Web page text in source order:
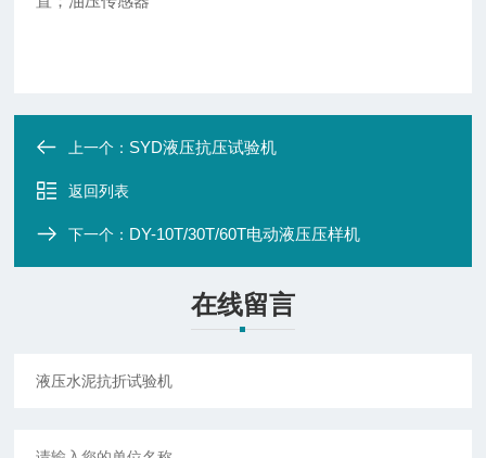
上一个： SYD液压抗压试验机
返回列表
下一个： DY-10T/30T/60T电动液压压样机
在线留言